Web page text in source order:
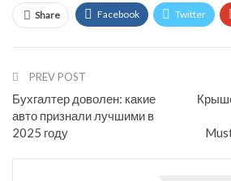
Share Facebook Twitter
Email
PREV POST
Бухгалтер доволен: какие
авто признали лучшими в
2025 году